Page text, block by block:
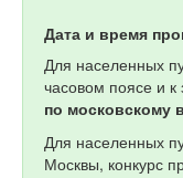
Дата и время
Для населенных
часовом поясе и к
по московскому
Для населенных
Москвы, конкурс